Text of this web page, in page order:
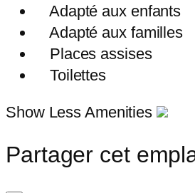
Adapté aux enfants
Adapté aux familles
Places assises
Toilettes
Show Less Amenities
Partager cet